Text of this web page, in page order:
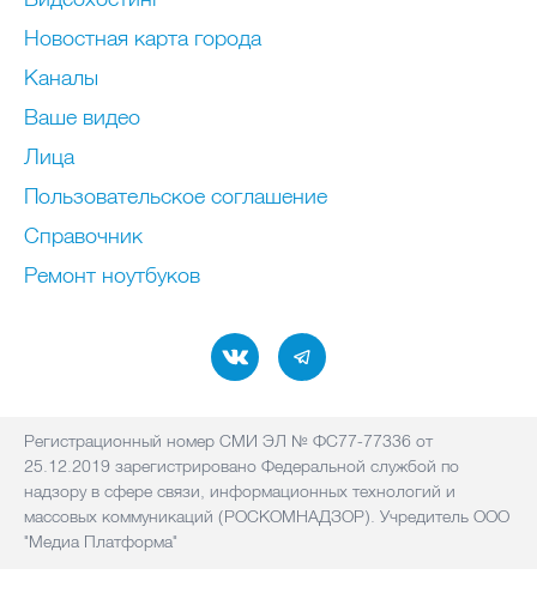
Новостная карта города
Каналы
Ваше видео
Лица
Пользовательское соглашение
Справочник
Ремонт нoутбуков
Регистрационный номер СМИ ЭЛ № ФС77-77336 от
25.12.2019 зарегистрировано Федеральной службой по
надзору в сфере связи, информационных технологий и
массовых коммуникаций (РОСКОМНАДЗОР). Учредитель ООО
"Медиа Платформа"